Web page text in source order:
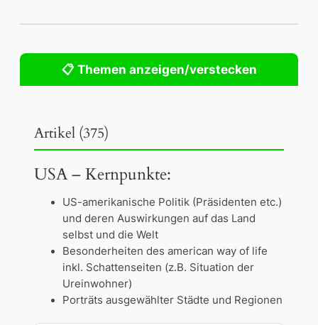
Artikel (375)
USA – Kernpunkte:
US-amerikanische Politik (Präsidenten etc.)
und deren Auswirkungen auf das Land
selbst und die Welt
Besonderheiten des american way of life
inkl. Schattenseiten (z.B. Situation der
Ureinwohner)
Porträts ausgewählter Städte und Regionen